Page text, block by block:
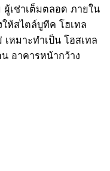
ผู้เช่าเต็มตลอด ภายใน
ห้สไตล์บูทีค โฮเทล
หมาะทำเป็น โฮสเทล
อาคารหน้ากว้าง